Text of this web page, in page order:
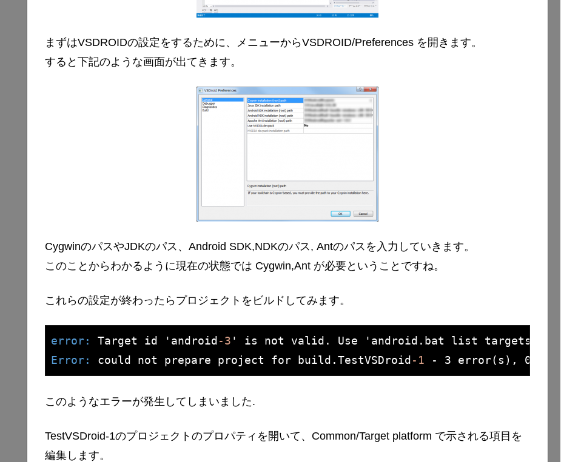
まずはVSDROIDの設定をするために、メニューからVSDROID/Preferences を開きます。
すると下記のような画面が出てきます。
CygwinのパスやJDKのパス、Android SDK,NDKのパス, Antのパスを入力していきます。
このことからわかるように現在の状態では Cygwin,Ant が必要ということですね。
これらの設定が終わったらプロジェクトをビルドしてみます。
error: Target id 'android -3
Error: could not prepare project for build.TestVSDroid -1 - 3 error(s), 0
このようなエラーが発生してしまいました.
TestVSDroid-1のプロジェクトのプロパティを開いて、Common/Target platform で示される項目を
編集します。